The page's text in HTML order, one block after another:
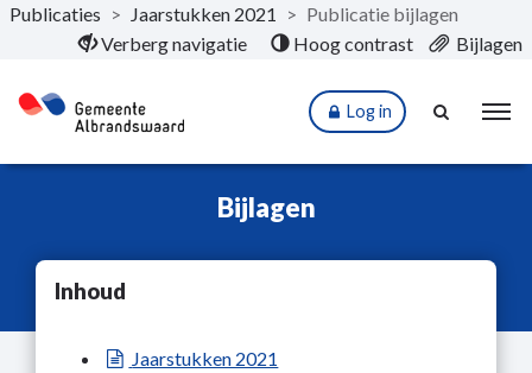
Naar hoofdinhoud
Publicaties > Jaarstukken 2021 > Publicatie bijlagen
Verberg navigatie
Hoog contrast Bijlagen
Log in
Bijlagen
Inhoud
Jaarstukken 2021